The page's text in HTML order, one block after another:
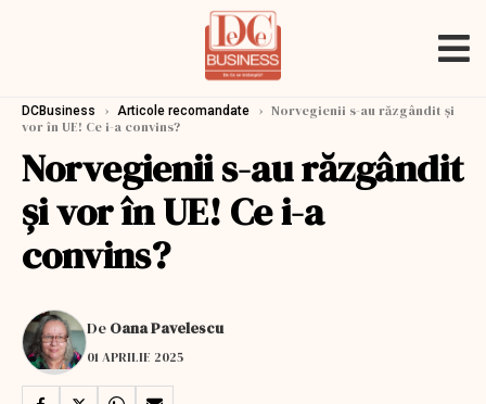
DCBusiness › Articole recomandate › Norvegienii s-au răzgândit și
vor în UE! Ce i-a convins?
Norvegienii s-au răzgândit
și vor în UE! Ce i-a
convins?
De Oana Pavelescu
01 APRILIE 2025